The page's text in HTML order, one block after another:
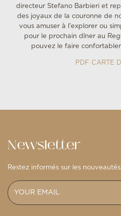
directeur Stefano Barbieri et
des joyaux de la couronne de
vous amuser à l'explorer ou
pour le prochain dîner au
pouvez le faire
PDF CARTE
Newsletter
Restez informés sur les